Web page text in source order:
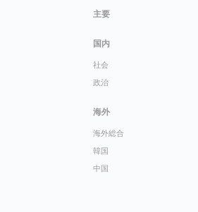
主要
国内
社会
政治
海外
海外総合
韓国
中国